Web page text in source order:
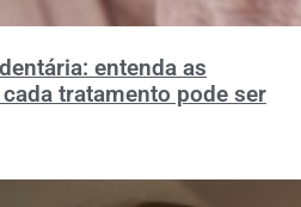
entenda as
tratamento pode ser